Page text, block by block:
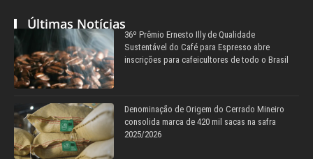
Últimas Notícias
36º Prêmio Ernesto Illy de Qualidade
Sustentável do Café para Espresso abre
inscrições para cafeicultores de todo o Brasil
Denominação de Origem do Cerrado Mineiro
consolida marca de 420 mil sacas na safra
2025/2026